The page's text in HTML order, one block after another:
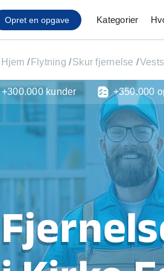
Opret en opgave Kategorier
Affaldsfjernelse
Afhentning af
Anlæg af terrasse
Cykel reparation
Flyttehjælp
Gulvlaminering
Hårde hvidevare
Hjælp til mobil, pc, tv
Installation af ildsted
Møbelsamling og
Ophængning af
Hjem / Flytning /Skur fjernelse /
+300.000 kunder +350.000